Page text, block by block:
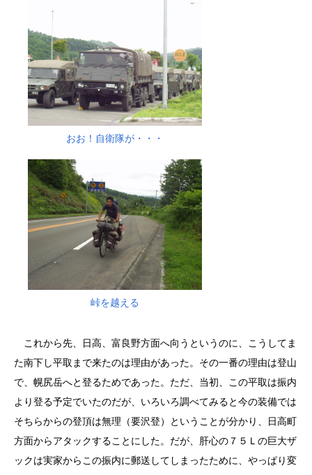
おお！自衛隊が・・・
峠を越える
これから先、日高、富良野方面へ向うというのに、こうしてま
た南下し平取まで来たのは理由があった。その一番の理由は登山
で、幌尻岳へと登るためであった。ただ、当初、この平取は振内
より登る予定でいたのだが、いろいろ調べてみると今の装備では
そちらからの登頂は無理（要沢登）ということが分かり、日高町
方面からアタックすることにした。だが、肝心の７５Ｌの巨大ザ
ックは実家からこの振内に郵送してしまったために、やっぱり変